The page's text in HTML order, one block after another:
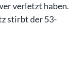
verletzt haben.
stirbt der 53-